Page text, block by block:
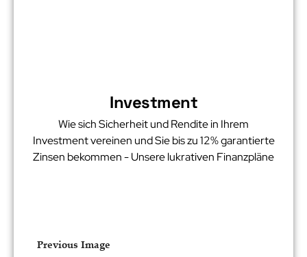
Investment
Wie sich Sicherheit und Rendite in Ihrem
Investment vereinen und Sie bis zu 12% garantierte
Zinsen bekommen - Unsere lukrativen Finanzpläne
Previous Image